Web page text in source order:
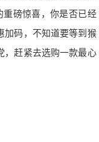
重磅惊喜，你是否已经
加码，不知道要等到猴
，赶紧去选购一款最心